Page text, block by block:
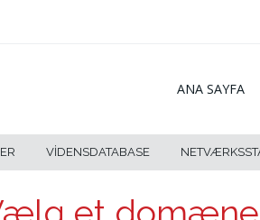
ANA SAYFA
VIDENSDATABASE